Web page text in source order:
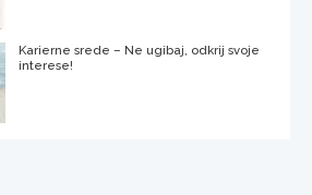
Karierne srede – Ne ugibaj, odkrij svoje
interese!